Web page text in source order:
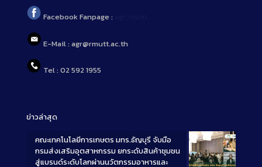
Facebook Fanpage :
E-Mail : agr@rmutt.ac.th
Tel : 02 592 1955
ข่าวล่าสุด
คณะเทคโนโลยีการเกษตร มทร.ธัญบุรี จับมือ
กรมส่งเสริมอุตสาหกรรม ยกระดับสินค้าชุมชน
สู่แบรนด์ระดับโลกผ่านนวัตกรรมอาหารและ